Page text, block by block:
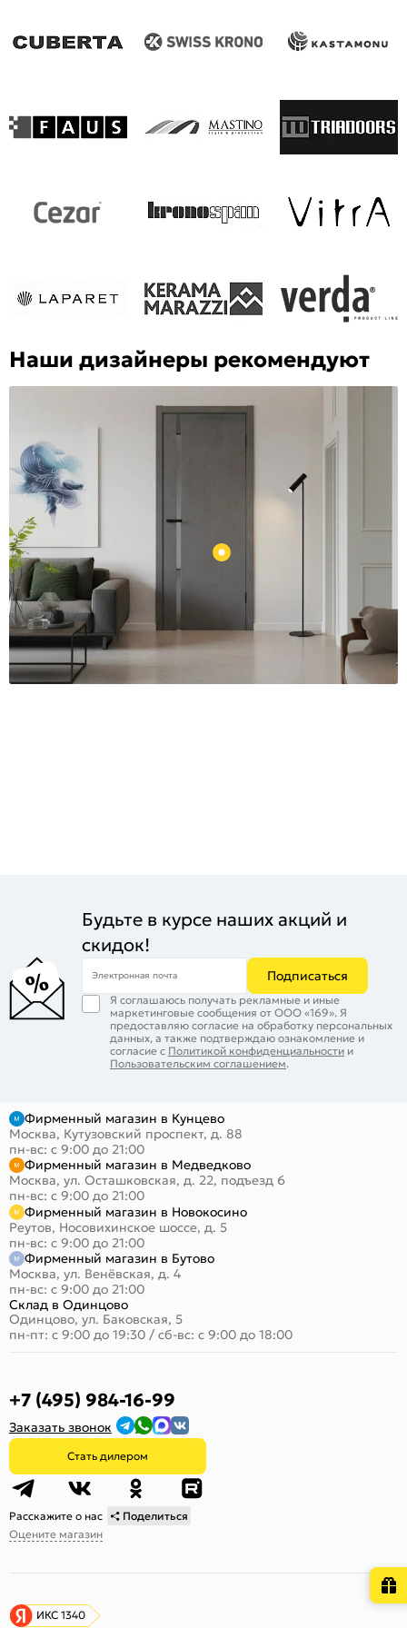
Наши дизайнеры рекомендуют
Будьте в курсе наших акций и
скидок!
Электронная почта Подписаться
Я соглашаюсь получать рекламные и иные
маркетинговые сообщения от ООО «169». Я
предоставляю согласие на обработку персональных
данных, а также подтверждаю ознакомление и
согласие с Политикой конфиденциальности и
Пользовательским соглашением.
Фирменный магазин в Кунцево
Москва, Кутузовский проспект, д. 88
пн-вс: с 9:00 до 21:00
Фирменный магазин в Медведково
Москва, ул. Осташковская, д. 22, подъезд 6
пн-вс: с 9:00 до 21:00
Фирменный магазин в Новокосино
Реутов, Носовихинское шоссе, д. 5
пн-вс: с 9:00 до 21:00
Фирменный магазин в Бутово
Москва, ул. Венёвская, д. 4
пн-вс: с 9:00 до 21:00
Склад в Одинцово
Одинцово, ул. Баковская, 5
пн-пт: с 9:00 до 19:30 / сб-вс: с 9:00 до 18:00
+7 (495) 984-16-99
Заказать звонок
Стать дилером
Расскажите о нас
Поделиться
Оцените магазин
ИКС 1340